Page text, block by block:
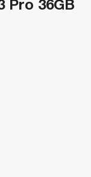
Pro 36GB